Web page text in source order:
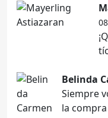
Belinda
Siempre
la